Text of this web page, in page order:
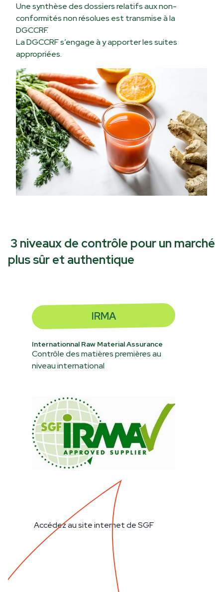
Une synthèse des dossiers relatifs aux non-
conformités non résolues est transmise à la
DGCCRF.
La DGCCRF s’engage à y apporter les suites
appropriées.
3 niveaux de contrôle pour un marché
plus sûr et authentique
IRMA
Internationnal Raw Material Assurance
Contrôle des matières premières au
niveau international
Accédez au site internet de SGF